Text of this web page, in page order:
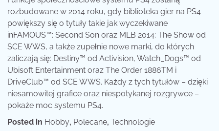
rozbudowane w 2014 roku, gdy biblioteka gier na PS4
powiększy się o tytuły takie jak wyczekiwane
inFAMOUS™: Second Son oraz MLB 2014: The Show od
SCE WWS, a także zupełnie nowe marki, do których
zaliczają się: Destiny™ od Activision, Watch_Dogs™ od
Ubisoft Entertainment oraz The Order 1886TM i
DriveClub™ od SCE WWS. Każdy z tych tytułów – dzięki
niesamowitej grafice oraz niespotykanej rozgrywce –
pokaże moc systemu PS4.
Posted in Hobby, Polecane, Technologie